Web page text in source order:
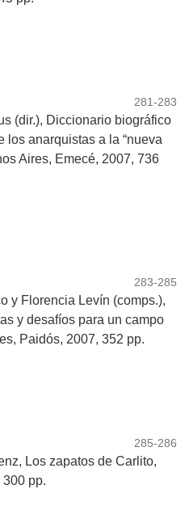
281-283
(dir.), Diccionario biográfico
los anarquistas a la “nueva
Aires, Emecé, 2007, 736
283-285
y Florencia Levín (comps.),
y desafíos para un campo
Paidós, 2007, 352 pp.
285-286
Los zapatos de Carlito,
300 pp.